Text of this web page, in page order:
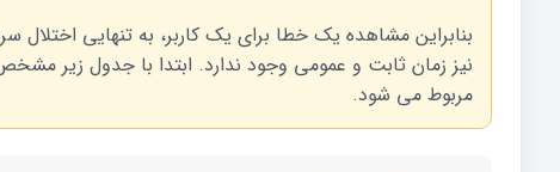
بنابراین مشاهده یک خطا برای یک کاربر، به تنهایی اختلال
نیز زمان ثابت و عمومی وجود ندارد. ابتدا با جدول زیر
مربوط می شود.